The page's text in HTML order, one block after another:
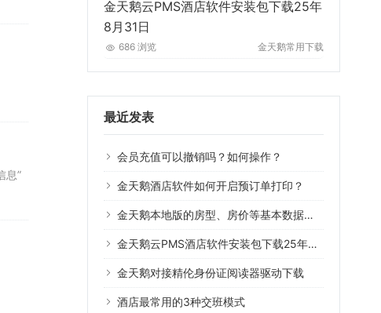
息”
金天鹅云PMS酒店软件安装包下载25年
8月31日
686 浏览 金天鹅常用下载
最近发表
会员充值可以撤销吗？如何操作？
金天鹅酒店软件如何开启预订单打印？
金天鹅本地版的房型、房价等基本数据可以导入云版系统用吗？
金天鹅云PMS酒店软件安装包下载25年8月31日
金天鹅对接精伦身份证阅读器驱动下载
酒店最常用的3种交班模式